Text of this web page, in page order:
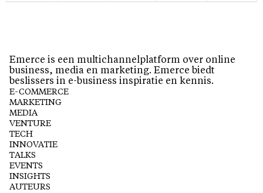
Emerce is een multichannelplatform over online
business, media en marketing. Emerce biedt
beslissers in e-business inspiratie en kennis.
E-COMMERCE
MARKETING
MEDIA
VENTURE
TECH
INNOVATIE
TALKS
EVENTS
INSIGHTS
AUTEURS